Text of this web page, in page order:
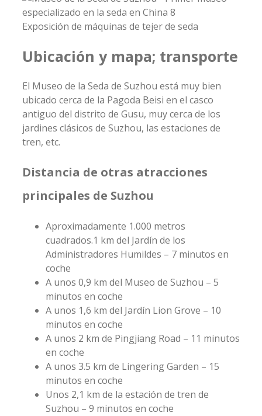
Exposición de máquinas de tejer de seda
Ubicación y mapa; transporte
El Museo de la Seda de Suzhou está muy bien
ubicado cerca de la Pagoda Beisi en el casco
antiguo del distrito de Gusu, muy cerca de los
jardines clásicos de Suzhou, las estaciones de
tren, etc.
Distancia de otras atracciones
principales de Suzhou
Aproximadamente 1.000 metros
cuadrados.1 km del Jardín de los
Administradores Humildes – 7 minutos en
coche
A unos 0,9 km del Museo de Suzhou – 5
minutos en coche
A unos 1,6 km del Jardín Lion Grove – 10
minutos en coche
A unos 2 km de Pingjiang Road – 11 minutos
en coche
A unos 3.5 km de Lingering Garden – 15
minutos en coche
Unos 2,1 km de la estación de tren de
Suzhou – 9 minutos en coche